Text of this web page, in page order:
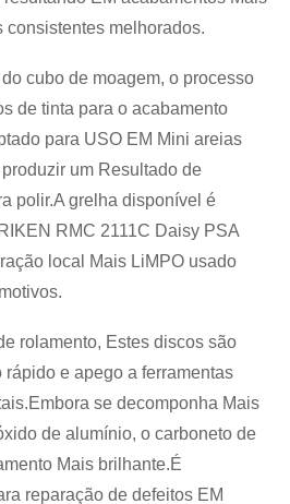
consistentes melhorados.
cubo de moagem, o processo
de tinta para o acabamento
para USO EM Mini areias
um Resultado de
polir.A grelha disponível é
RMC 2111C Daisy PSA
local Mais LiMPO usado
rolamento, Estes discos são
e apego a ferramentas
se decomponha Mais
de alumínio, o carboneto de
Mais brilhante.É
reparação de defeitos EM